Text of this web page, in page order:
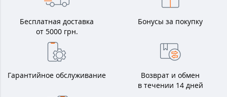
Бесплатная доставка
от 5000 грн.
Бонусы за покупку
Гарантийное обслуживание
Возврат и обмен
в течении 14 дней